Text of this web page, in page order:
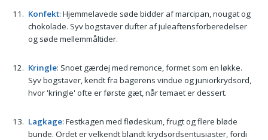
Konfekt: Hjemmelavede søde bidder af marcipan, nougat og
chokolade. Syv bogstaver dufter af juleaftensforberedelser
og søde mellemmåltider.
Kringle: Snoet gærdej med remonce, formet som en løkke.
Syv bogstaver, kendt fra bagerens vindue og juniorkrydsord,
hvor 'kringle' ofte er første gæt, når temaet er dessert.
Lagkage: Festkagen med flødeskum, frugt og flere bløde
bunde. Ordet er velkendt blandt krydsordsentusiaster, fordi